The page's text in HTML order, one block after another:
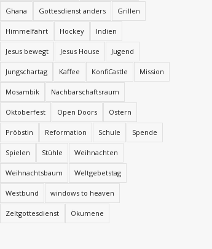
Ghana Gottesdienst anders Grillen
Himmelfahrt Hockey Indien
Jesus bewegt Jesus House Jugend
Jungschartag Kaffee KonfiCastle Mission
Mosambik Nachbarschaftsraum
Oktoberfest Open Doors Ostern
Pröbstin Reformation Schule Spende
Spielen Stühle Weihnachten
Weihnachtsbaum Weltgebetstag
Westbund windows to heaven
Zeltgottesdienst Ökumene